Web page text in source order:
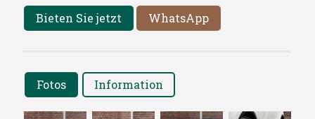
Bieten Sie jetzt WhatsApp
Fotos Information